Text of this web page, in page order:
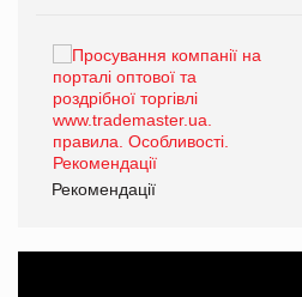
Рекомендації